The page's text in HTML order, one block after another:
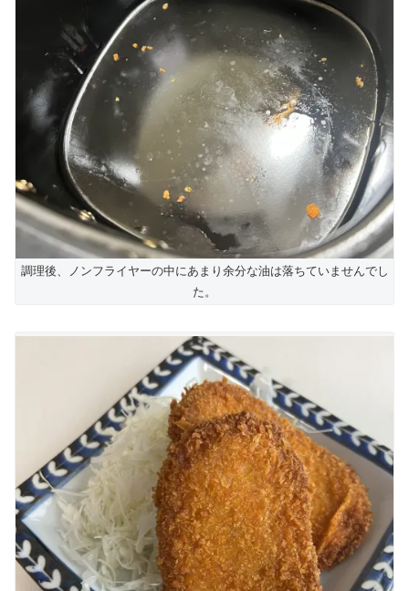
調理後、ノンフライヤーの中にあまり余分な油は落ちていませんでし
た。